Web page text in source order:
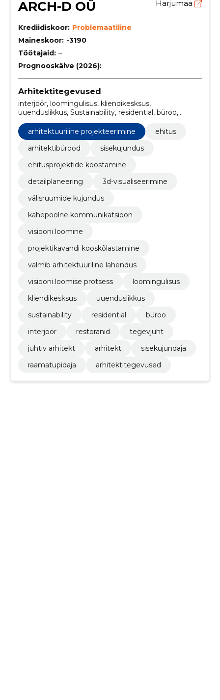
ARCH-D OÜ Harjumaa
Krediidiskoor: Problemaatiline
Maineskoor: -3190
Töötajaid: –
Prognooskäive (2026): –
Arhitektitegevused
interjöör, loomingulisus, kliendikesksus,
uuenduslikkus, Sustainability, residential, büroo,
sisekujundaja, arhitekt, juhtiv arhitekt
arhitektuuriline projekteerimine
ehitus
arhitektibürood
sisekujundus
ehitusprojektide koostamine
detailplaneering
3d-visualiseerimine
välisruumide kujundus
kahepoolne kommunikatsioon
visiooni loomine
projektikavandi kooskõlastamine
valmib arhitektuuriline lahendus
visiooni loomise protsess
loomingulisus
kliendikesksus
uuenduslikkus
sustainability
residential
büroo
interjöör
restoranid
tegevjuht
juhtiv arhitekt
arhitekt
sisekujundaja
raamatupidaja
arhitektitegevused